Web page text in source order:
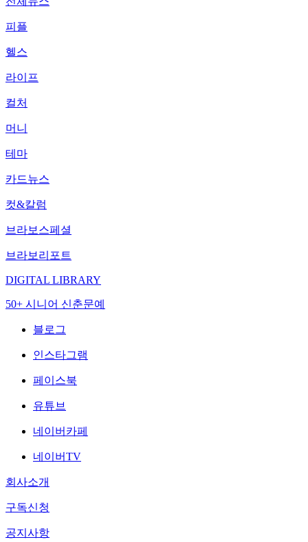
피플
헬스
라이프
컬처
머니
테마
카드뉴스
컷&칼럼
브라보스페셜
브라보리포트
DIGITAL LIBRARY
50+ 시니어 신춘문예
블로그
인스타그램
페이스북
유튜브
네이버카페
네이버TV
회사소개
구독신청
공지사항